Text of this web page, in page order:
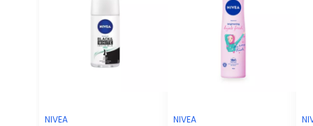
NIVEA
NIVEA